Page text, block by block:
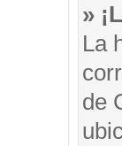
»
La
de